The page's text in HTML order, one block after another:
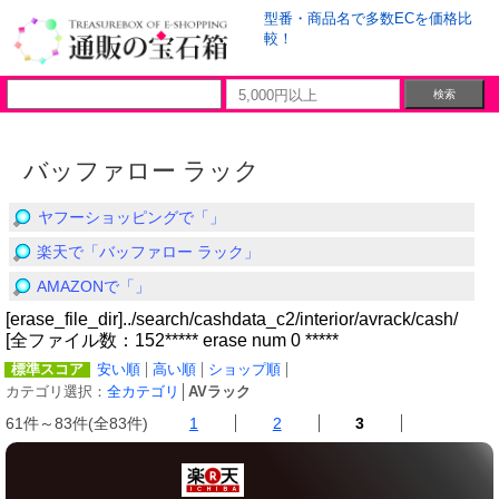
型番・商品名で多数ECを価格比
較！
バッファロー ラック
ヤフーショッピングで「」
楽天で「バッファロー ラック」
AMAZONで「」
[erase_file_dir]../search/cashdata_c2/interior/avrack/cash/
[全ファイル数：152***** erase num 0 *****
標準スコア 安い順 高い順
ショップ順
カテゴリ選択： 全カテゴリ AVラック
61件～83件(全83件) 1 2 3